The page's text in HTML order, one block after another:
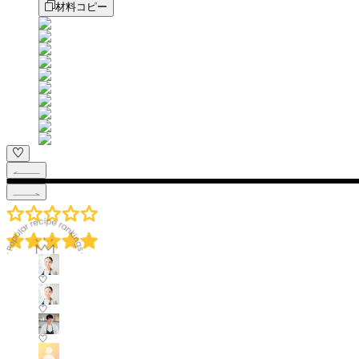
材料コピー